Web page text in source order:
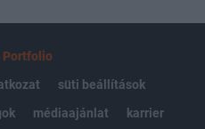
Portfolio
süti beállítások
médiaajánlat
karrier